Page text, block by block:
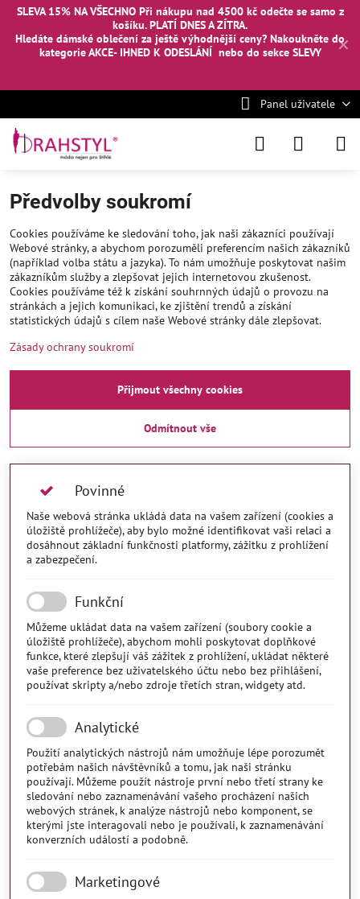
✕
SLEVA 15% NA VŠECHNO Při nákupu nad 4500 kč odečte se samo z
košíku. PLATÍ DNES A ZÍTRA.
Hledáte dámské oblečení za ještě výhodnější ceny? Nakoukněte do
kategorie AKCE- IHNED K ODESLÁNÍ nebo do sekce SLEVY
Panel uživatele
Předvolby soukromí
Cookies používáme ke sledování toho, jak naši zákazníci používají
Webové stránky, a abychom porozuměli preferencím našich zákazníků
(například volba státu a jazyka). To nám umožňuje poskytovat našim
zákazníkům služby a zlepšovat jejich internetovou zkušenost.
Cookies používáme též k získání souhrnných údajů o provozu na
stránkách a jejich komunikaci, ke zjištění trendů a získání
statistických údajů s cílem naše Webové stránky dále zlepšovat.
Zásady ochrany soukromí
Přijmout všechny cookies
Odmítnout vše
Povinné
Naše webová stránka ukládá data na vašem zařízení (cookies a
úložiště prohlížeče), aby bylo možné identifikovat vaši relaci a
dosáhnout základní funkčnosti platformy, zážitku z prohlížení
a zabezpečení.
Funkční
Můžeme ukládat data na vašem zařízení (soubory cookie a
úložiště prohlížeče), abychom mohli poskytovat doplňkové
funkce, které zlepšují váš zážitek z prohlížení, ukládat některé
vaše preference bez uživatelského účtu nebo bez přihlášení,
používat skripty a/nebo zdroje třetích stran, widgety atd.
Analytické
Použití analytických nástrojů nám umožňuje lépe porozumět
potřebám našich návštěvníků a tomu, jak naši stránku
používají. Můžeme použít nástroje první nebo třetí strany ke
sledování nebo zaznamenávání vašeho procházení našich
webových stránek, k analýze nástrojů nebo komponent, se
kterými jste interagovali nebo je používali, k zaznamenávání
konverzních událostí a podobně.
Marketingové